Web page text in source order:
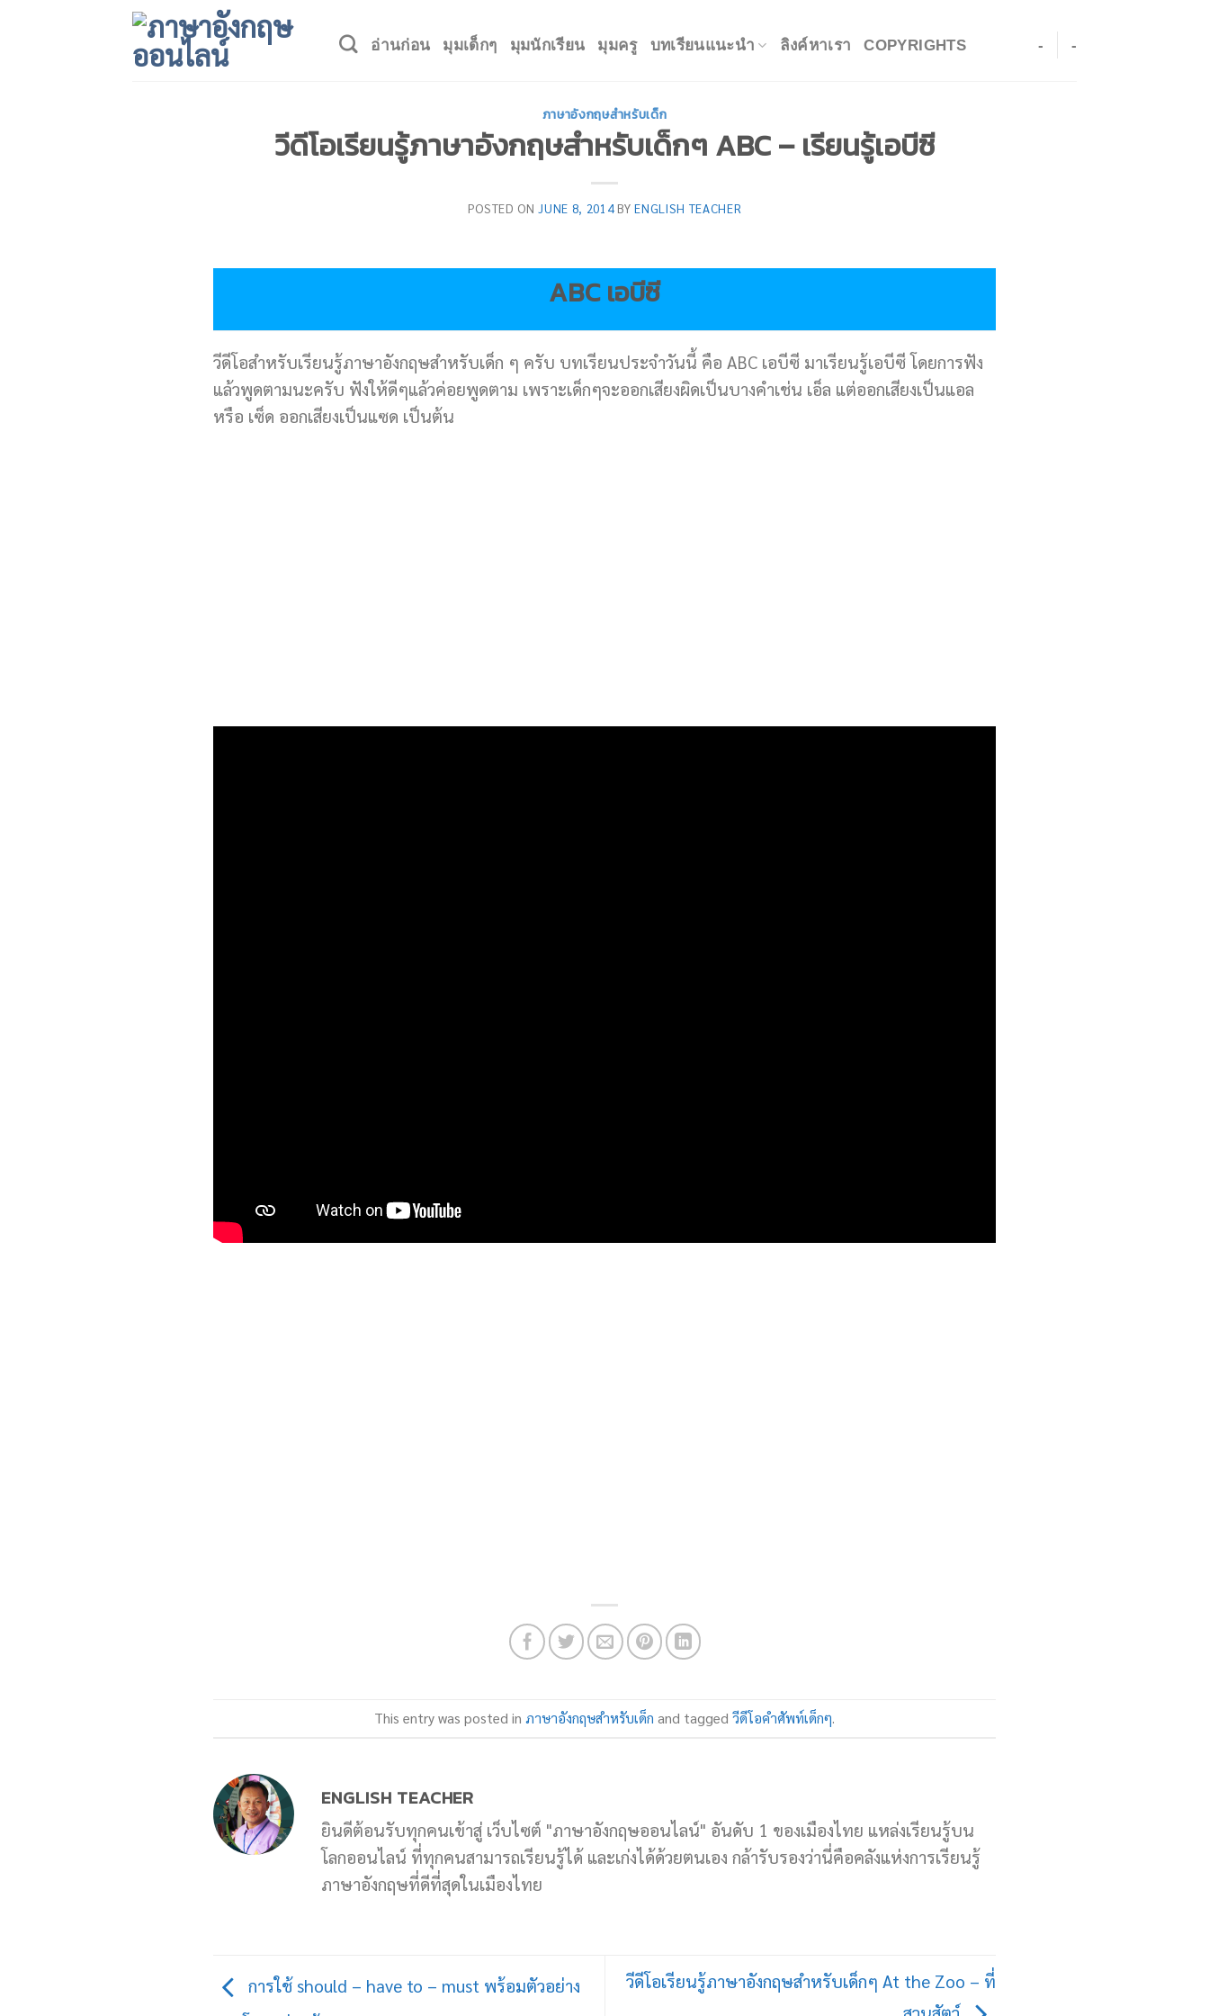
อ่านก่อน มุมเด็กๆ มุมนักเรียน มุมครู บทเรียนแนะนำ ลิงค์หาเรา COPYRIGHTS - -
ภาษาอังกฤษสำหรับเด็ก
วีดีโอเรียนรู้ภาษาอังกฤษสำหรับเด็กๆ ABC – เรียนรู้เอบีซี
POSTED ONJUNE 8, 2014BYENGLISH TEACHER
ABC เอบีซี
วีดีโอสำหรับเรียนรู้ภาษาอังกฤษสำหรับเด็ก ๆ ครับ บทเรียนประจำวันนี้ คือ ABC เอบีซี มาเรียนรู้เอบีซี โดยการฟัง
แล้วพูดตามนะครับ ฟังให้ดีๆแล้วค่อยพูดตาม เพราะเด็กๆจะออกเสียงผิดเป็นบางคำเช่น เอ็ล แต่ออกเสียงเป็นแอล
หรือ เซ็ด ออกเสียงเป็นแซด เป็นต้น
This entry was posted in ภาษาอังกฤษสำหรับเด็ก and tagged วีดีโอคำศัพท์เด็กๆ.
ENGLISH TEACHER
ยินดีต้อนรับทุกคนเข้าสู่ เว็บไซต์ "ภาษาอังกฤษออนไลน์" อันดับ 1 ของเมืองไทย แหล่งเรียนรู้บน
โลกออนไลน์ ที่ทุกคนสามารถเรียนรู้ได้ และเก่งได้ด้วยตนเอง กล้ารับรองว่านี่คือคลังแห่งการเรียนรู้
ภาษาอังกฤษที่ดีที่สุดในเมืองไทย
การใช้ should – have to – must พร้อมตัวอย่าง
วีดีโอเรียนรู้ภาษาอังกฤษสำหรับเด็กๆ At the Zoo – ที่